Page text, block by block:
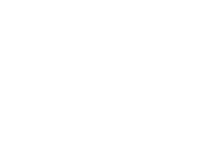
var/runtime/node_modules",